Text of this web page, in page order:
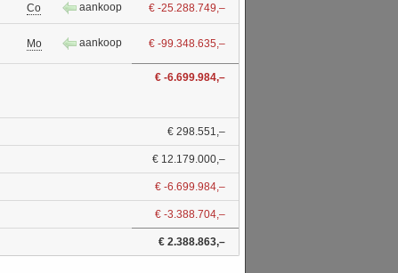
Co aankoop € -25.288.749,–
Mo aankoop € -99.348.635,–
€ -6.699.984,–
€ 298.551,–
€ 12.179.000,–
€ -6.699.984,–
€ -3.388.704,–
€ 2.388.863,–